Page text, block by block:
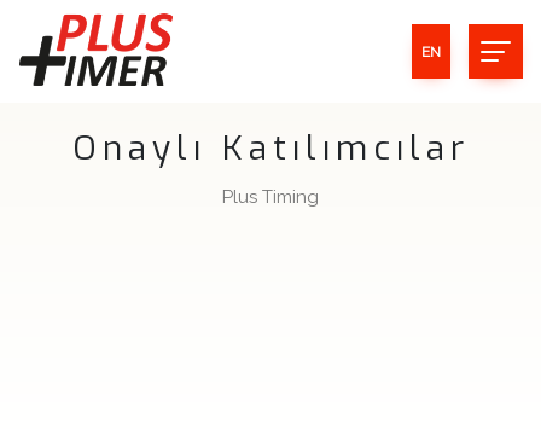
EN
Onaylı Katılımcılar
Plus Timing